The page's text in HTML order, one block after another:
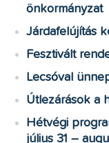
önkormányzat
Járdafelújítás
Fesztivált
Lecsóval
Útlezárások a
Hétvégi
július 31 –